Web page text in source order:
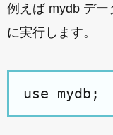
例えば mydb デー
に実行します。
use mydb;